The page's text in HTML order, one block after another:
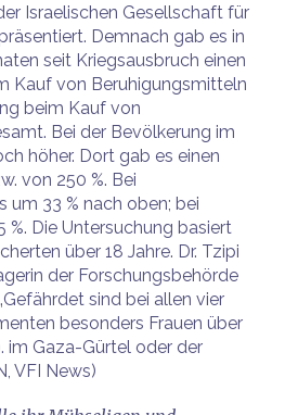
Israelischen Gesellschaft für
Demnach gab es in
seit Kriegsausbruch einen
Kauf von Beruhigungsmitteln
beim Kauf von
Bei der Bevölkerung im
höher. Dort gab es einen
von 250 %. Bei
um 33 % nach oben; bei
Die Untersuchung basiert
über 18 Jahre. Dr. Tzipi
der Forschungsbehörde
sind bei allen vier
besonders Frauen über
im Gaza-Gürtel oder der
VFI News)